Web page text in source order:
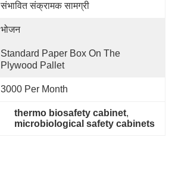
संभावित संक्रामक सामग्री
भोजन
Standard Paper Box On The
Plywood Pallet
3000 Per Month
thermo biosafety cabinet,
microbiological safety cabinets